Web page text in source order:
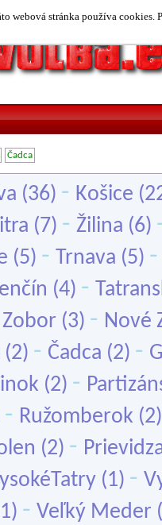
webová stránka používa cookies.
Čadca
(36) - Košice
(7) - Žilina (6)
(5) - Trnava (5)
(4) -
(3) - Nové
(2) - Čadca (2) -
(2) -
- Ružomberok
(2) -
(1) -
- Veľký Meder